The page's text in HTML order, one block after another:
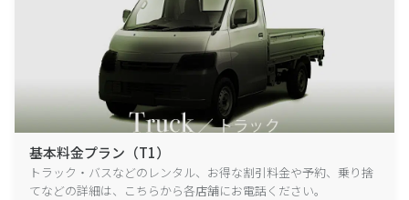
基本料金プラン（T1）
トラック・バスなどのレンタル、お得な割引料金や予約、乗り捨
てなどの詳細は、こちらから各店舗にお電話ください。